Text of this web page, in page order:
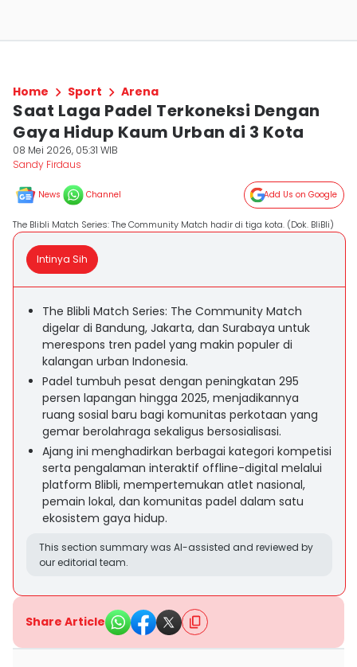
Home Sport Arena
Saat Laga Padel Terkoneksi Dengan
Gaya Hidup Kaum Urban di 3 Kota
08 Mei 2026, 05:31 WIB
Sandy Firdaus
News Channel Add Us on Google
The Blibli Match Series: The Community Match hadir di tiga kota. (Dok. BliBli)
Intinya Sih
The Blibli Match Series: The Community Match
digelar di Bandung, Jakarta, dan Surabaya untuk
merespons tren padel yang makin populer di
kalangan urban Indonesia.
Padel tumbuh pesat dengan peningkatan 295
persen lapangan hingga 2025, menjadikannya
ruang sosial baru bagi komunitas perkotaan yang
gemar berolahraga sekaligus bersosialisasi.
Ajang ini menghadirkan berbagai kategori kompetisi
serta pengalaman interaktif offline-digital melalui
platform Blibli, mempertemukan atlet nasional,
pemain lokal, dan komunitas padel dalam satu
ekosistem gaya hidup.
This section summary was AI-assisted and reviewed by
our editorial team.
Share Article